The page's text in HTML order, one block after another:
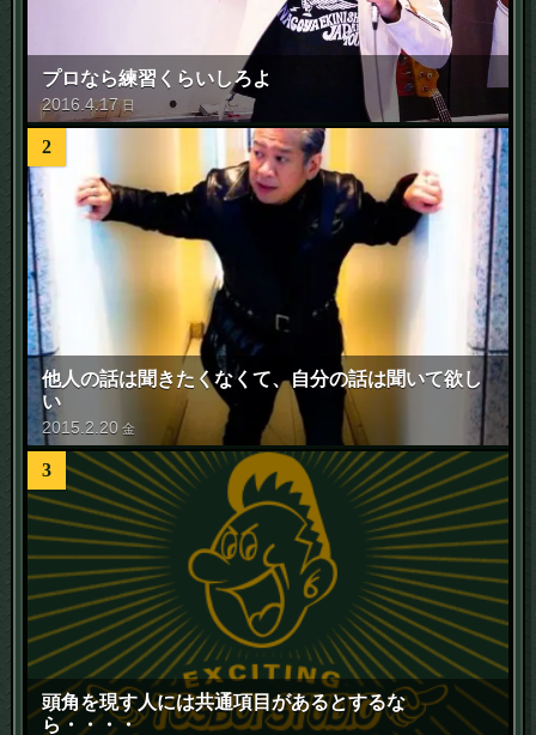
プロなら練習くらいしろよ
2016 .4.17 日
2
他人の話は聞きたくなくて、自分の話は聞いて欲し
い
2015 2 20 金
3
頭角を現す人には共通項目があるとするな
ら・・・・